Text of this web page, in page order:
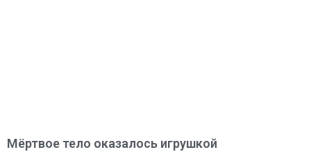
Мёртвое тело оказалось игрушкой